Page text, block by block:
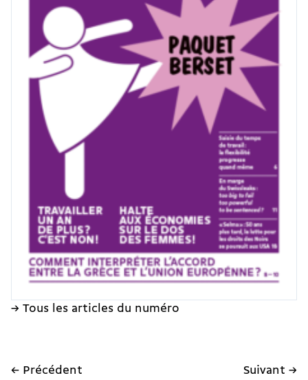
→ Tous les articles du numéro
← Précédent Suivant →